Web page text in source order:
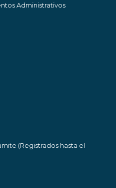
Administrativos
(Registrados hasta el